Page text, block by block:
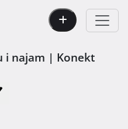
i najam | Konekt